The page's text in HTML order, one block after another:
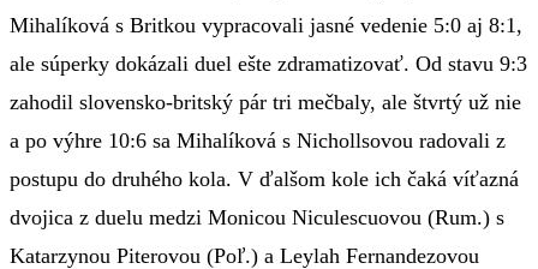
Mihalíková s Britkou vypracovali jasné vedenie 5:0 aj 8:1,
ale súperky dokázali duel ešte zdramatizovať. Od stavu 9:3
zahodil slovensko-britský pár tri mečbaly, ale štvrtý už nie
a po výhre 10:6 sa Mihalíková s Nichollsovou radovali z
postupu do druhého kola. V ďalšom kole ich čaká víťazná
dvojica z duelu medzi Monicou Niculescuovou (Rum.) s
Katarzynou Piterovou (Poľ.) a Leylah Fernandezovou